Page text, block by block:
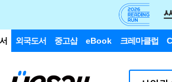
외국도서 중고샵 eBook 크레마클럽